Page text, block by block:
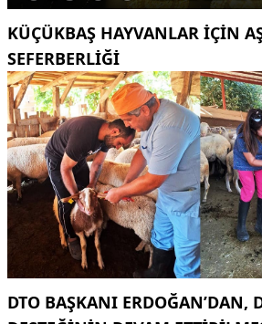
KÜÇÜKBAŞ HAYVANLAR İÇİN
SEFERBERLİĞİ
DTO BAŞKANI ERDOĞAN’DAN,